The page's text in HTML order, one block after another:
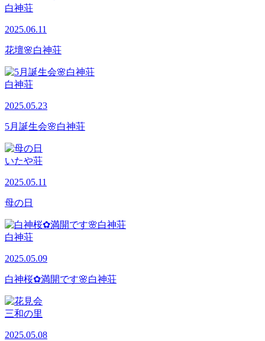
白神荘
2025.06.11
花壇🌸白神荘
白神荘
2025.05.23
5月誕生会🌸白神荘
いたや荘
2025.05.11
母の日
白神荘
2025.05.09
白神桜✿満開です🌸白神荘
三和の里
2025.05.08